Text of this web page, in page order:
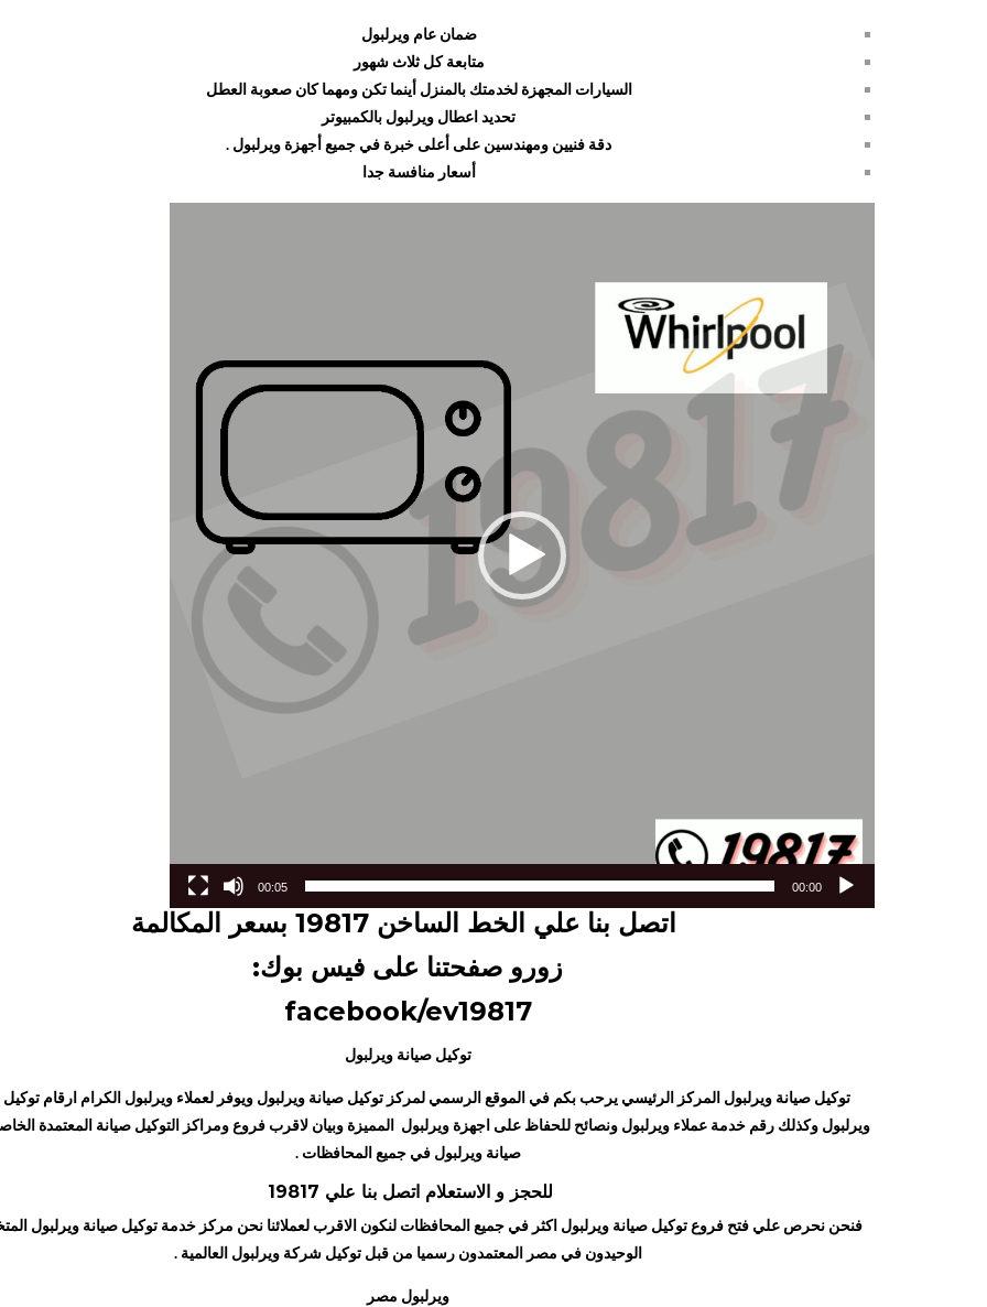
ضمان عام ويرلبول
متابعة كل ثلاث شهور
السيارات المجهزة لخدمتك بالمنزل أينما تكن ومهما كان صعوبة العطل
تحديد اعطال ويرلبول بالكمبيوتر
دقة فنيين ومهندسين على أعلى خبرة في جميع أجهزة ويرلبول .
أسعار منافسة جدا
00:00
00:05
اتصل بنا علي الخط الساخن
بسعر المكالمة
زورو صفحتنا على فيس بوك:
facebook/ev19817
توكيل صيانة ويرلبول
توكيل صيانة ويرلبول المركز الرئيسي يرحب بكم في الموقع الرسمي لمركز توكيل صيانة ويرلبول ويوفر لعملاء ويرلبول الكرام ارقام توكيل
ويرلبول وكذلك رقم خدمة عملاء ويرلبول ونصائح للحفاظ على اجهزة ويرلبول المميزة وبيان لاقرب فروع ومراكز التوكيل صيانة المعتمدة
صيانة ويرلبول في جميع المحافظات .
للحجز و الاستعلام اتصل بنا علي
فنحن نحرص علي فتح فروع توكيل صيانة ويرلبول اكثر في جميع المحافظات لنكون الاقرب لعملائنا نحن مركز خدمة توكيل صيانة ويرلبول
الوحيدون في مصر المعتمدون رسميا من قبل توكيل شركة ويرلبول العالمية .
ويرلبول مصر